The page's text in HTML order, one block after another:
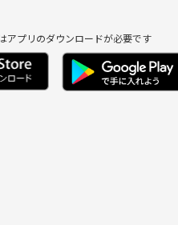
アプリのダウンロードが必要です